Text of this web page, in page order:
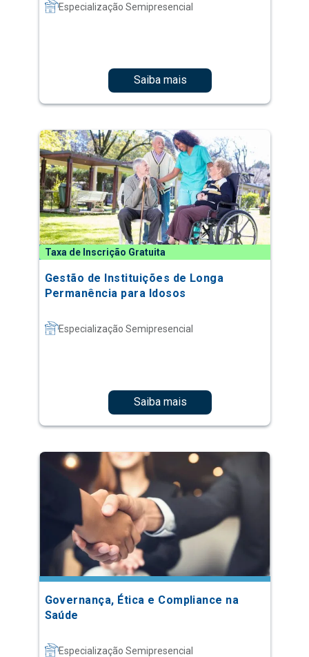
Especialização Semipresencial
Saiba mais
Taxa de Inscrição Gratuita
Gestão de Instituições de Longa
Permanência para Idosos
Especialização Semipresencial
Saiba mais
Governança, Ética e Compliance na
Saúde
Especialização Semipresencial